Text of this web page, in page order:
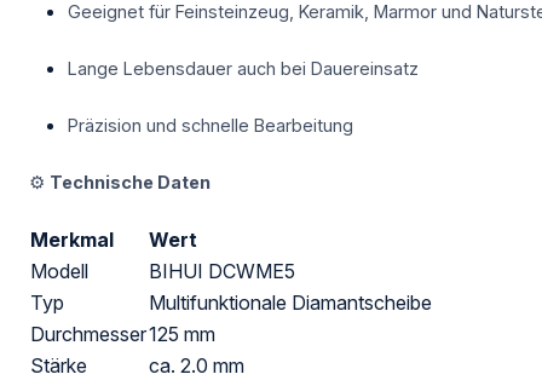
Geeignet für Feinsteinzeug, Keramik, Marmor und
Lange Lebensdauer auch bei Dauereinsatz
Präzision und schnelle Bearbeitung
⚙️ Technische Daten
Merkmal
Wert
Modell
BIHUI DCWME5
Typ
Multifunktionale Diamantscheibe
Durchmesser125 mm
Stärke
ca. 2.0 mm